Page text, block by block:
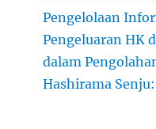
Pengelolaan
Pengeluaran HK
dalam
Hashirama